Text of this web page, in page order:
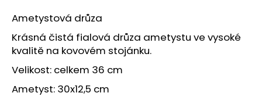
Ametystová drůza
Krásná čistá fialová drůza ametystu ve vysoké
kvalitě na kovovém stojánku.
Velikost: celkem 36 cm
Ametyst: 30x12,5 cm
a
j
í
t
?